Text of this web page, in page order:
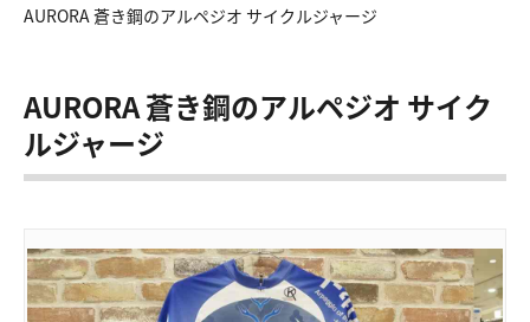
AURORA 蒼き鋼のアルペジオ サイクルジャージ
AURORA 蒼き鋼のアルペジオ サイク
ルジャージ